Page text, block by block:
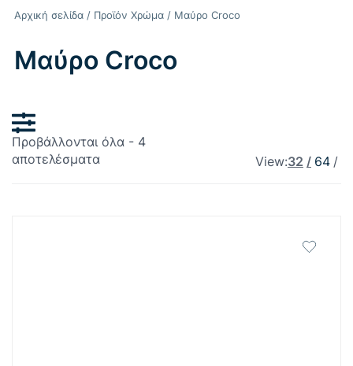
Αρχική σελίδα / Προϊόν Χρώμα / Μαύρο Croco
Μαύρο Croco
Προβάλλονται όλα - 4
αποτελέσματαSorted
View:32 64